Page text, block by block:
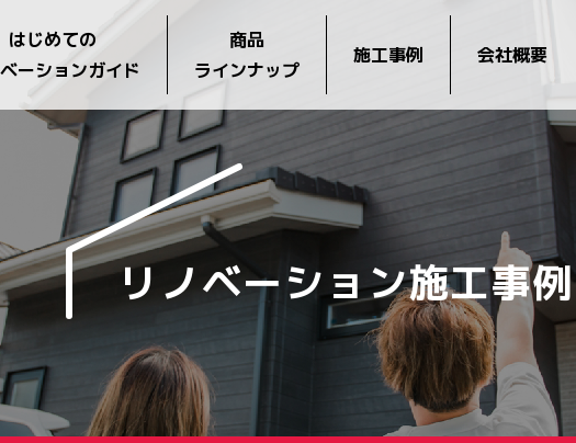
はじめての
ーションガイド
商品
ラインナップ
施工事例
会社概要
リノベーション施工事例